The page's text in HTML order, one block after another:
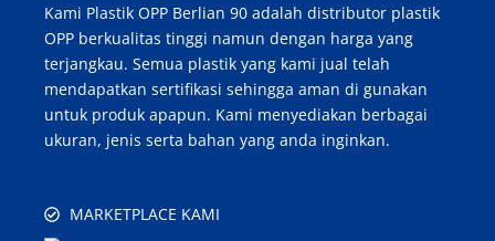
Kami Plastik OPP Berlian 90 adalah distributor plastik
OPP berkualitas tinggi namun dengan harga yang
terjangkau. Semua plastik yang kami jual telah
mendapatkan sertifikasi sehingga aman di gunakan
untuk produk apapun. Kami menyediakan berbagai
ukuran, jenis serta bahan yang anda inginkan.
MARKETPLACE KAMI